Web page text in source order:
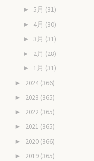
► 5月 (31)
► 4月 (30)
► 3月 (31)
► 2月 (28)
► 1月 (31)
► 2024 (366)
► 2023 (365)
► 2022 (365)
► 2021 (365)
► 2020 (366)
► 2019 (365)